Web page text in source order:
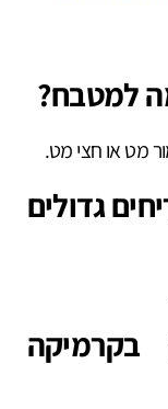
למטבח?
מט או חצי מט.
גדולים